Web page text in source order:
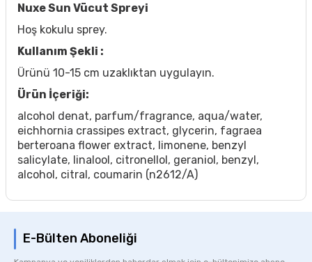
Nuxe Sun Vücut Spreyi
Hoş kokulu sprey.
Kullanım Şekli :
Ürünü 10-15 cm uzaklıktan uygulayın.
Ürün İçeriği:
alcohol denat, parfum/fragrance, aqua/water,
eichhornia crassipes extract, glycerin, fagraea
berteroana flower extract, limonene, benzyl
salicylate, linalool, citronellol, geraniol, benzyl,
alcohol, citral, coumarin (n2612/A)
E-Bülten Aboneliği